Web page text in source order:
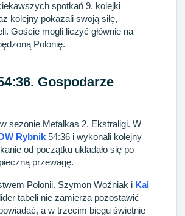
spotkań 9. kolejki
kolejny pokazali swoją siłę,
Goście mogli liczyć głównie na
Polonię.
Gospodarze
sezonie Metalkas 2. Ekstraligi. W
Rybnik 54:36 i wykonali kolejny
od początku układało się po
przewagę.
Polonii. Szymon Woźniak i Kai
tabeli nie zamierza pozostawić
a w trzecim biegu świetnie